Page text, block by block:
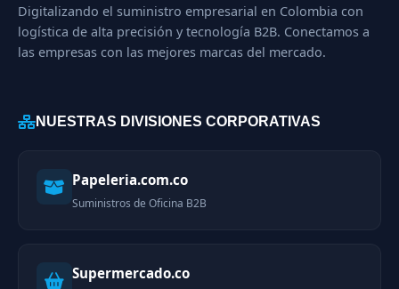
Digitalizando el suministro empresarial en Colombia con
logística de alta precisión y tecnología B2B. Conectamos a
las empresas con las mejores marcas del mercado.
NUESTRAS DIVISIONES CORPORATIVAS
Papeleria.com.co
Suministros de Oficina B2B
Supermercado.co